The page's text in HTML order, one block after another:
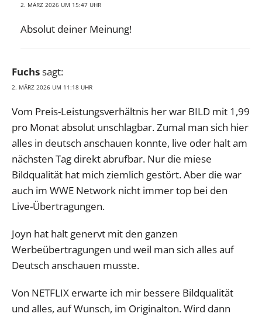
2. MÄRZ 2026 UM 15:47 UHR
Absolut deiner Meinung!
Fuchssagt:
2. MÄRZ 2026 UM 11:18 UHR
Vom Preis-Leistungsverhältnis her war BILD mit 1,99
pro Monat absolut unschlagbar. Zumal man sich hier
alles in deutsch anschauen konnte, live oder halt am
nächsten Tag direkt abrufbar. Nur die miese
Bildqualität hat mich ziemlich gestört. Aber die war
auch im WWE Network nicht immer top bei den
Live-Übertragungen.
Joyn hat halt genervt mit den ganzen
Werbeübertragungen und weil man sich alles auf
Deutsch anschauen musste.
Von NETFLIX erwarte ich mir bessere Bildqualität
und alles, auf Wunsch, im Originalton. Wird dann